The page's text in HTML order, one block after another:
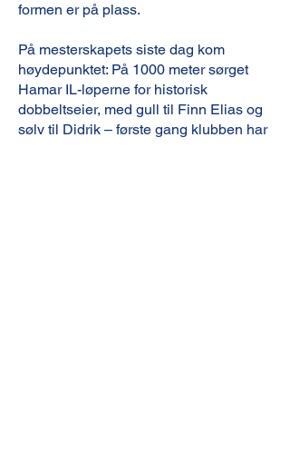
formen er på plass.
På mesterskapets siste dag kom
høydepunktet: På 1000 meter sørget
Hamar IL-løperne for historisk
dobbeltseier, med gull til Finn Elias og
sølv til Didrik – første gang klubben har